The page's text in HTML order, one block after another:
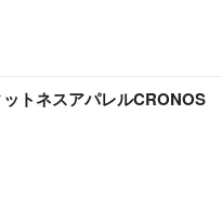
トネスアパレルCRONOS